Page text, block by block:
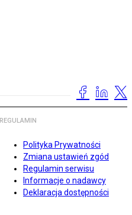
REGULAMIN
Polityka Prywatności
Zmiana ustawień zgód
Regulamin serwisu
Informacje o nadawcy
Deklaracja dostępności